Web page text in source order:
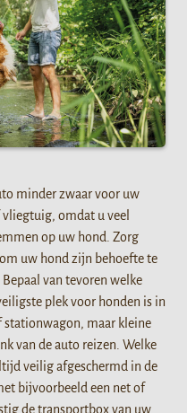
minder zwaar voor uw
omdat u veel
op uw hond. Zorg
uw hond zijn behoefte te
van tevoren welke
plek voor honden is in
stationwagon, maar kleine
van de auto reizen. Welke
veilig afgeschermd in de
bijvoorbeeld een net of
de transportbox van uw